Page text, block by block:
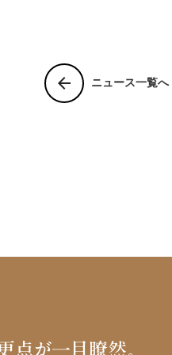
arrow_back ニュース一覧へ